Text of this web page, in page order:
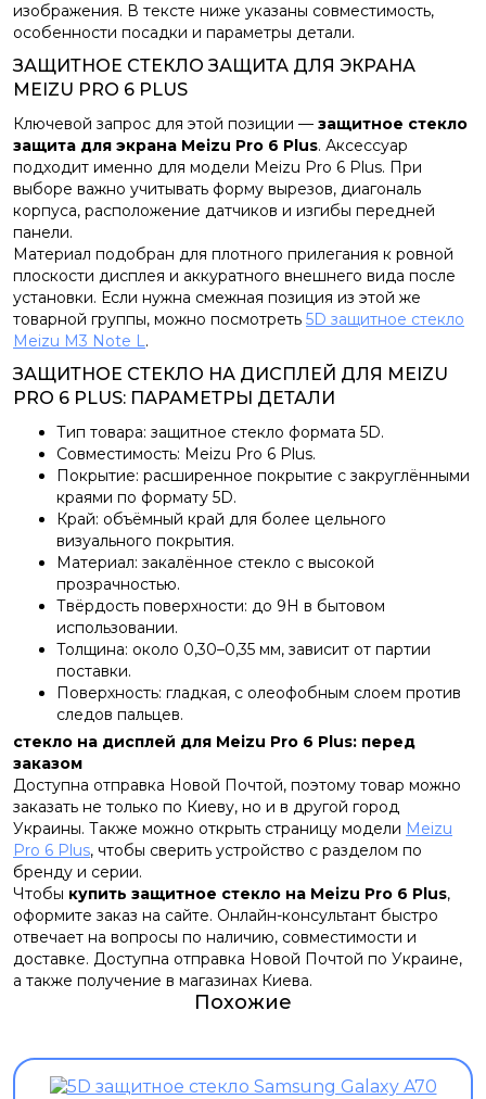
изображения. В тексте ниже указаны совместимость,
особенности посадки и параметры детали.
ЗАЩИТНОЕ СТЕКЛО ЗАЩИТА ДЛЯ ЭКРАНА
MEIZU PRO 6 PLUS
Ключевой запрос для этой позиции — защитное стекло
защита для экрана Meizu Pro 6 Plus. Аксессуар
подходит именно для модели Meizu Pro 6 Plus. При
выборе важно учитывать форму вырезов, диагональ
корпуса, расположение датчиков и изгибы передней
панели.
Материал подобран для плотного прилегания к ровной
плоскости дисплея и аккуратного внешнего вида после
установки. Если нужна смежная позиция из этой же
товарной группы, можно посмотреть 5D защитное стекло
Meizu M3 Note L.
ЗАЩИТНОЕ СТЕКЛО НА ДИСПЛЕЙ ДЛЯ MEIZU
PRO 6 PLUS: ПАРАМЕТРЫ ДЕТАЛИ
Тип товара: защитное стекло формата 5D.
Совместимость: Meizu Pro 6 Plus.
Покрытие: расширенное покрытие с закруглёнными
краями по формату 5D.
Край: объёмный край для более цельного
визуального покрытия.
Материал: закалённое стекло с высокой
прозрачностью.
Твёрдость поверхности: до 9H в бытовом
использовании.
Толщина: около 0,30–0,35 мм, зависит от партии
поставки.
Поверхность: гладкая, с олеофобным слоем против
следов пальцев.
стекло на дисплей для Meizu Pro 6 Plus: перед
заказом
Доступна отправка Новой Почтой, поэтому товар можно
заказать не только по Киеву, но и в другой город
Украины. Также можно открыть страницу модели Meizu
Pro 6 Plus, чтобы сверить устройство с разделом по
бренду и серии.
Чтобы купить защитное стекло на Meizu Pro 6 Plus,
оформите заказ на сайте. Онлайн-консультант быстро
отвечает на вопросы по наличию, совместимости и
доставке. Доступна отправка Новой Почтой по Украине,
а также получение в магазинах Киева.
Похожие